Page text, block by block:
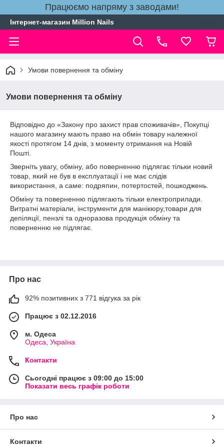
Працюємо напряму з заводами!
Інтернет-магазин Million Nails
Умови повернення та обміну
Умови повернення та обміну
Відповідно до «Закону про захист прав споживачів», Покупці
нашого магазину мають право на обмін товару належної
якості протягом 14 днів, з моменту отримання на Новій
Пошті.
Зверніть увагу, обміну, або поверненню підлягає тільки новий
товар, який не був в експлуатації і не має слідів
використання, а саме: подряпин, потертостей, пошкоджень.
Обміну та поверненню підлягають тільки електроприлади.
Витратні матеріали, інструменти для манікюру,товари для
депіляції, пензлі та одноразова продукція обміну та
поверненню не підлягає.
Про нас
92% позитивних з 771 відгука за рік
Працює з 02.12.2016
м. Одеса
Одеса, Україна
Контакти
Сьогодні працює з 09:00 до 15:00
Показати весь графік роботи
Про нас
Контакти